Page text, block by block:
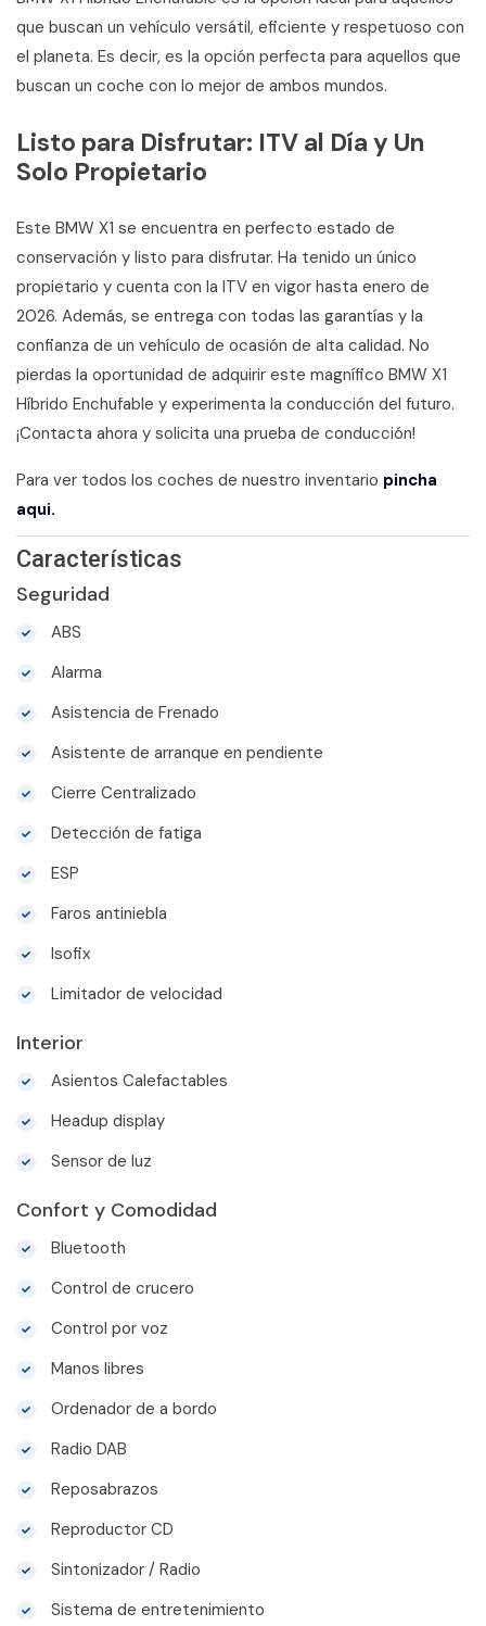
que buscan un vehículo versátil, eficiente y respetuoso con
el planeta. Es decir, es la opción perfecta para aquellos que
buscan un coche con lo mejor de ambos mundos.
Listo para Disfrutar: ITV al Día y Un
Solo Propietario
Este BMW X1 se encuentra en perfecto estado de
conservación y listo para disfrutar. Ha tenido un único
propietario y cuenta con la ITV en vigor hasta enero de
2026. Además, se entrega con todas las garantías y la
confianza de un vehículo de ocasión de alta calidad. No
pierdas la oportunidad de adquirir este magnífico BMW X1
Híbrido Enchufable y experimenta la conducción del futuro.
¡Contacta ahora y solicita una prueba de conducción!
Para ver todos los coches de nuestro inventario pincha
aqui.
Características
Seguridad
ABS
Alarma
Asistencia de Frenado
Asistente de arranque en pendiente
Cierre Centralizado
Detección de fatiga
ESP
Faros antiniebla
Isofix
Limitador de velocidad
Interior
Asientos Calefactables
Headup display
Sensor de luz
Confort y Comodidad
Bluetooth
Control de crucero
Control por voz
Manos libres
Ordenador de a bordo
Radio DAB
Reposabrazos
Reproductor CD
Sintonizador / Radio
Sistema de entretenimiento